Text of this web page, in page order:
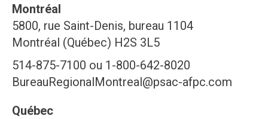
Montréal
5800, rue Saint-Denis, bureau 1104
Montréal (Québec) H2S 3L5
514-875-7100 ou 1-800-642-8020
BureauRegionalMontreal@psac-afpc.com
Québec